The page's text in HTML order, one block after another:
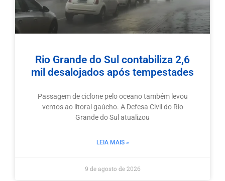
Rio Grande do Sul contabiliza 2,6
mil desalojados após tempestades
Passagem de ciclone pelo oceano também levou
ventos ao litoral gaúcho. A Defesa Civil do Rio
Grande do Sul atualizou
LEIA MAIS »
9 de agosto de 2026